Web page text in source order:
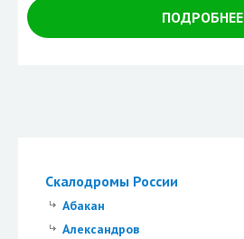
Скалодромы России
Абакан
Александров
ПОДРОБНЕЕ